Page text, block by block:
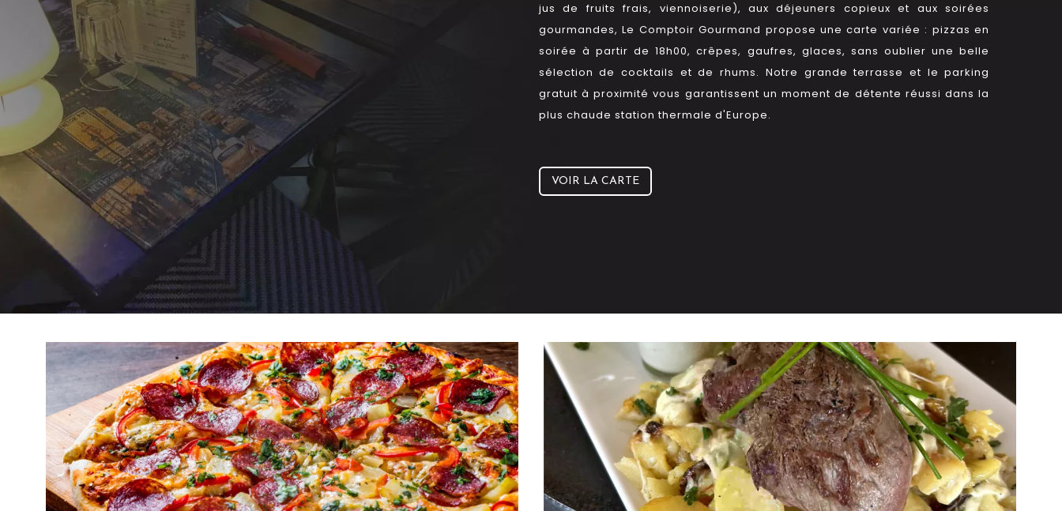
jus de fruits frais, viennoiserie), aux déjeuners copieux et aux soirées
gourmandes, Le Comptoir Gourmand propose une carte variée : pizzas en
soirée à partir de 18h00, crêpes, gaufres, glaces, sans oublier une belle
sélection de cocktails et de rhums. Notre grande terrasse et le parking
gratuit à proximité vous garantissent un moment de détente réussi dans la
plus chaude station thermale d'Europe.
VOIR LA CARTE